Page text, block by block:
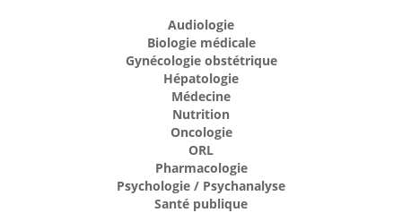
Audiologie
Biologie médicale
Gynécologie obstétrique
Hépatologie
Médecine
Nutrition
Oncologie
ORL
Pharmacologie
Psychologie / Psychanalyse
Santé publique